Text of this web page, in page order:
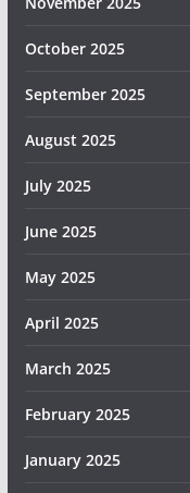
October 2025
September 2025
August 2025
July 2025
June 2025
May 2025
April 2025
March 2025
February 2025
January 2025